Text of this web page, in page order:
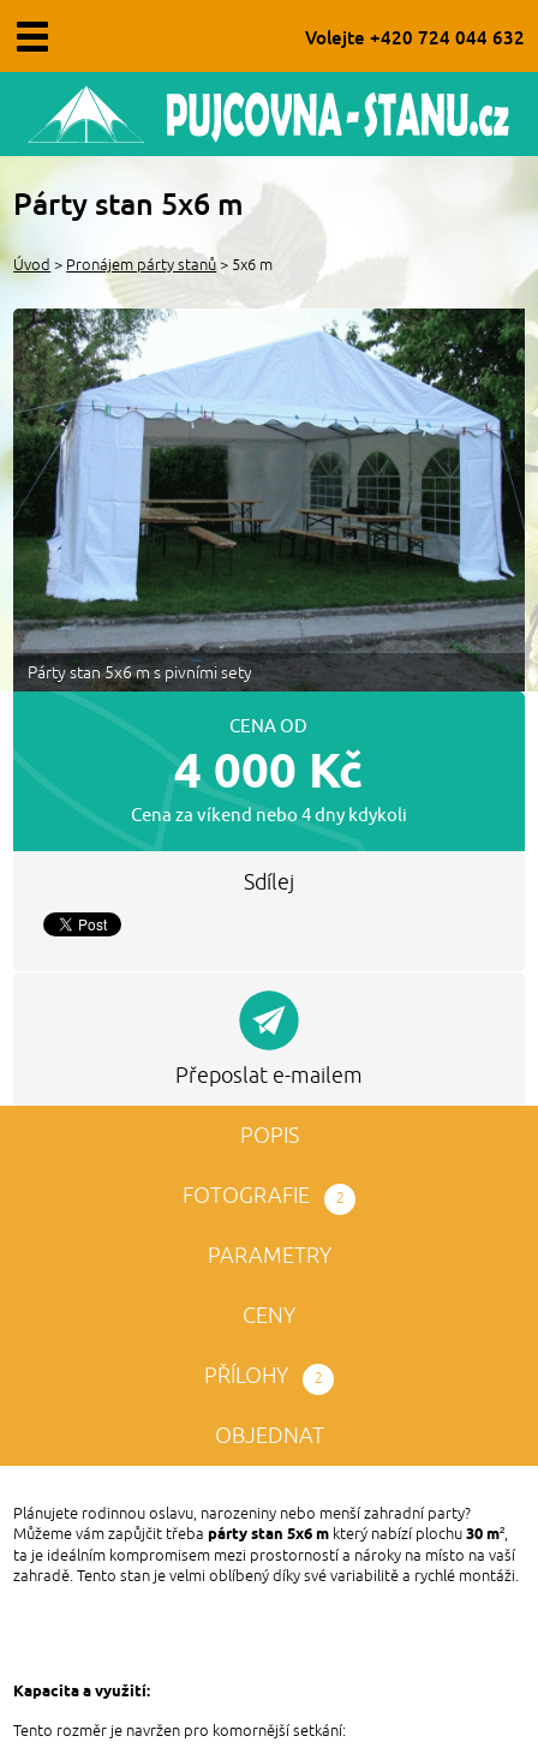
Párty stan 5x6 m
Úvod > Pronájem párty stanů> 5x6 m
Párty stan 5x6 m s pivními sety
CENA OD
4 000 Kč
Cena za víkend nebo 4 dny kdykoli
Sdílej
Přeposlat e-mailem
POPIS
FOTOGRAFIE 2
PARAMETRY
CENY
PŘÍLOHY 2
OBJEDNAT
Plánujete rodinnou oslavu, narozeniny nebo menší zahradní party?
Můžeme vám zapůjčit třebapárty stan 5x6 m který nabízí plochu30 m²,
ta je ideálním kompromisem mezi prostorností a nároky na místo na vaší
zahradě. Tento stan je velmi oblíbený díky své variabilitě a rychlé montáži.
Kapacita a využití:
Tento rozměr je navržen pro komornější setkání:
Úvod
Obchodní podmínky
FAQ - časté dotazy
Volejte +420 724 044 632
Pronájem párty stanů
Pronájem vojenských stanů
Pronájem doplňků